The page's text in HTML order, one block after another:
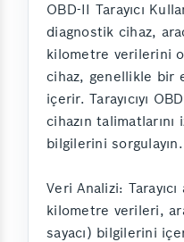
OBD-II Tarayıcı
diagnostik cihaz,
kilometre verilerini
cihaz, genellikle bir
içerir. Tarayıcıyı
cihazın
bilgilerini sorgulayın.
Veri Analizi: Tarayıcı
kilometre verileri,
sayacı) bilgilerini